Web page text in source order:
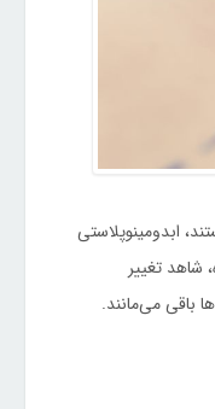
ابدومینوپلاستی
شاهد تغییر
باقی می‌مانند.